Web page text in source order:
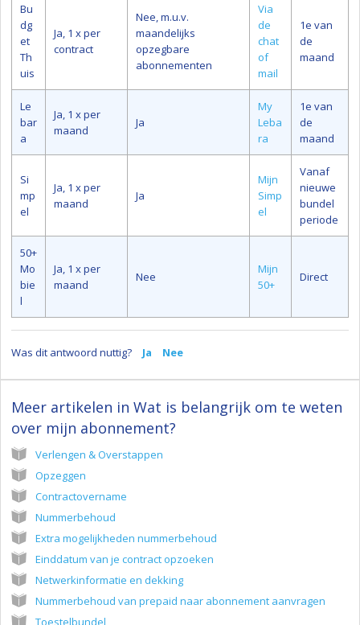
Bu
dg
et
Th
uis
Ja, 1 x per
contract
Nee, m.u.v.
maandelijks
opzegbare
abonnementen
Via
de
chat
of
mail
1e van
de
maand
Le
bar
a
Ja, 1 x per
maand
Ja
My
Leba
ra
1e van
de
maand
Si
mp
el
Ja, 1 x per
maand
Ja
Mijn
Simp
el
Vanaf
nieuwe
bundel
periode
50+
Mo
bie
l
Ja, 1 x per
maand
Nee
Mijn
50+
Direct
Was dit antwoord nuttig? Ja Nee
Meer artikelen in Wat is belangrijk om te weten
over mijn abonnement?
Verlengen & Overstappen
Opzeggen
Contractovername
Nummerbehoud
Extra mogelijkheden nummerbehoud
Einddatum van je contract opzoeken
Netwerkinformatie en dekking
Nummerbehoud van prepaid naar abonnement aanvragen